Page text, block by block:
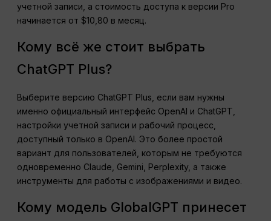
учетной записи, а стоимость доступа к версии Pro
начинается от $10,80 в месяц.
Кому всё же стоит выбрать
ChatGPT Plus?
Выберите версию ChatGPT Plus, если вам нужны
именно официальный интерфейс OpenAI и ChatGPT,
настройки учетной записи и рабочий процесс,
доступный только в OpenAI. Это более простой
вариант для пользователей, которым не требуются
одновременно Claude, Gemini, Perplexity, а также
инструменты для работы с изображениями и видео.
Кому модель GlobalGPT принесет